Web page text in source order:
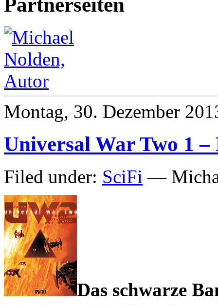
Partnerseiten
Montag, 30. Dezember
Universal War Two 1
Filed under: SciFi —
Das schwarze